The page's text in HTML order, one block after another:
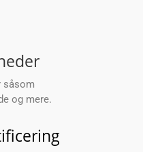
såsom
og mere.